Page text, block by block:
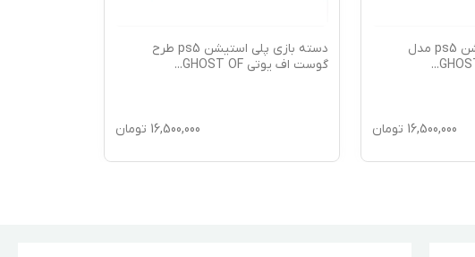
دسته بازی پلی استیشن ps5 مدل
...
16,500,000 تومان
دسته بازی پلی استیشن ps5 طرح
گوست اف یوتی GHOST OF
...
16,500,000 تومان